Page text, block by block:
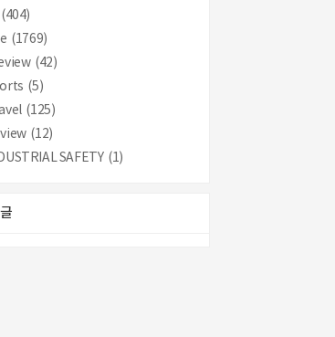
(404)
(1769)
(42)
(5)
(125)
(12)
SAFETY (1)